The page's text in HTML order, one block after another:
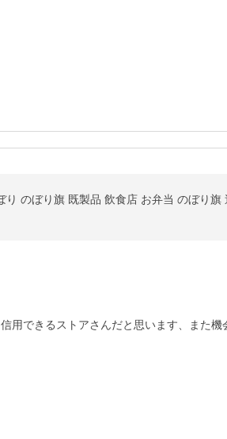
のぼり旗 既製品 飲食店 お弁当 のぼり旗
用できるストアさんだと思います、また機